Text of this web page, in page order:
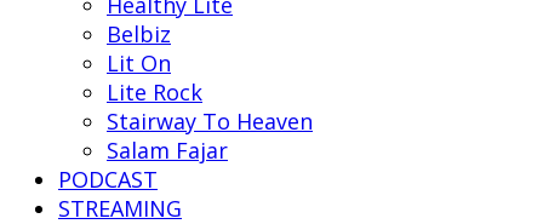
Belbiz
Lit On
Lite Rock
Stairway To Heaven
Salam Fajar
PODCAST
STREAMING